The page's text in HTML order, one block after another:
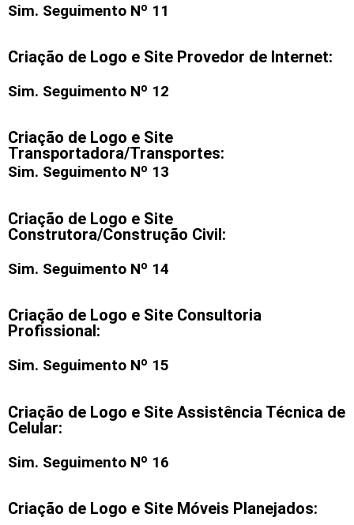
Sim. Seguimento Nº 11
Criação de Logo e Site Provedor de Internet:
Sim. Seguimento Nº 12
Criação de Logo e Site
Transportadora/Transportes:
Sim. Seguimento Nº 13
Criação de Logo e Site
Construtora/Construção Civil:
Sim. Seguimento Nº 14
Criação de Logo e Site Consultoria
Profissional:
Sim. Seguimento Nº 15
Criação de Logo e Site Assistência Técnica de
Celular:
Sim. Seguimento Nº 16
Criação de Logo e Site Móveis Planejados: